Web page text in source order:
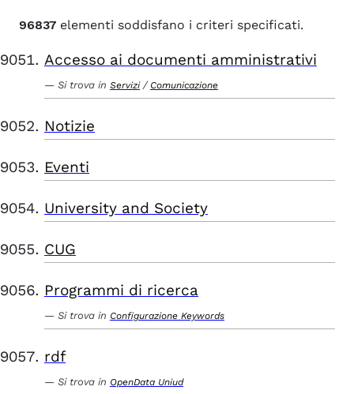
96837 elementi soddisfano i criteri specificati.
Accesso ai documenti amministrativi
Si trova in Servizi / Comunicazione
Notizie
Eventi
University and Society
CUG
Programmi di ricerca
Si trova in Configurazione Keywords
rdf
Si trova in OpenData Uniud